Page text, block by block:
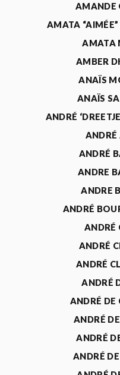
AMANDE
AMATA
AMATA
AMBER
ANAÏS
ANAÏS
ANDRÉ
ANDRÉ
ANDRÉ
ANDRE
ANDRE
ANDRÉ
ANDRÉ
ANDRÉ
ANDRÉ
ANDRÉ
ANDRÉ DE
ANDRÉ
ANDRÉ
ANDRÉ